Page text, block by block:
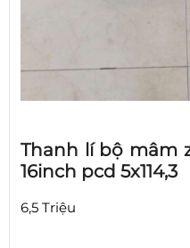
Thanh lí bộ mâm
16inch pcd 5x114,3
6,5 Triệu